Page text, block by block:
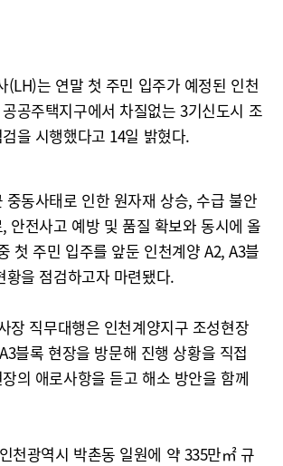
(LH)는 연말 첫 주민 입주가 예정된 인천
공주택지구에서 차질없는 3기신도시 조
을 시행했다고 14일 밝혔다.
중동사태로 인한 원자재 상승, 수급 불안
안전사고 예방 및 품질 확보와 동시에 올
첫 주민 입주를 앞둔 인천계양 A2, A3블
황을 점검하고자 마련됐다.
장 직무대행은 인천계양지구 조성현장
블록 현장을 방문해 진행 상황을 직접
의 애로사항을 듣고 해소 방안을 함께
천광역시 박촌동 일원에 약 335만㎡ 규